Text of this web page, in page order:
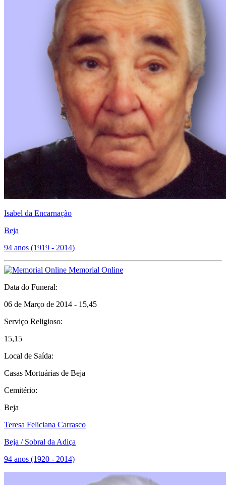
Isabel da Encarnação
Beja
94 anos (1919 - 2014)
Memorial Online
Data do Funeral:
06 de Março de 2014 - 15,45
Serviço Religioso:
15,15
Local de Saída:
Casas Mortuárias de Beja
Cemitério:
Beja
Teresa Feliciana Carrasco
Beja / Sobral da Adiça
94 anos (1920 - 2014)